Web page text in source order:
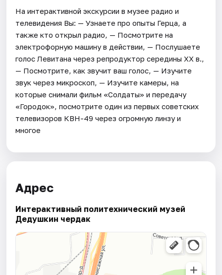
На интерактивной экскурсии в музее радио и
телевидения Вы: — Узнаете про опыты Герца, а
также кто открыл радио, — Посмотрите на
электрофорную машину в действии, — Послушаете
голос Левитана через репродуктор середины XX в.,
— Посмотрите, как звучит ваш голос, — Изучите
звук через микроскоп, — Изучите камеры, на
которые снимали фильм «Солдаты» и передачу
«Городок», посмотрите один из первых советских
телевизоров КВН-49 через огромную линзу и
многое
Адрес
Интерактивный политехнический музей
Дедушкин чердак